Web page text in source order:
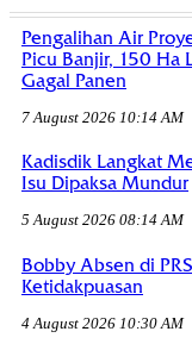
Pengalihan Air
Picu Banjir, 150 Ha
Gagal Panen
7 August 2026 10:14 AM
Kadisdik Langkat
Isu Dipaksa Mundur
5 August 2026 08:14 AM
Bobby Absen di
Ketidakpuasan
4 August 2026 10:30 AM